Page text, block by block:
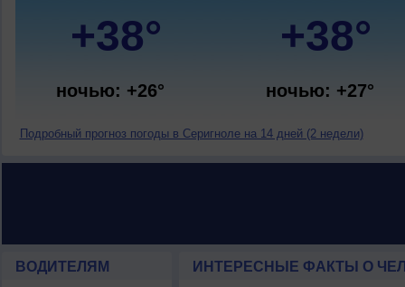
+38°
ночью: +26°
+38°
ночью: +27°
Подробный прогноз погоды в Серигноле на 14 дней (2 недели)
ВОДИТЕЛЯМ ИНТЕРЕСНЫЕ ФАКТЫ О